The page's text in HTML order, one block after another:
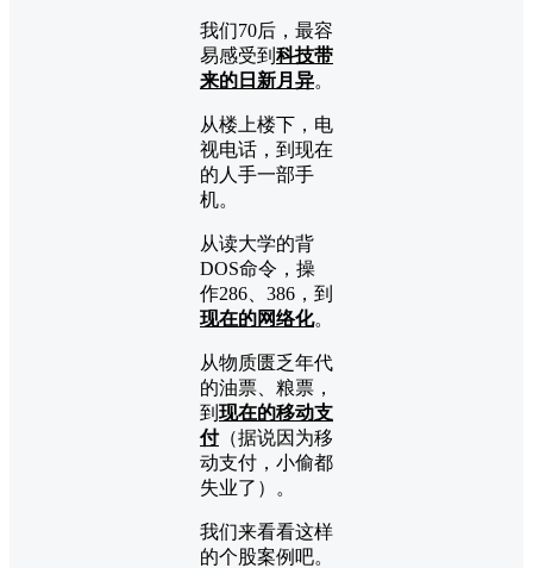
我们70后，最容
易感受到 科技带
来的日新月异。
从楼上楼下，电
视电话，到现在
的人手一部手
机。
从读大学的背
DOS命令，操
作286、386，到
现在的网络化。
从物质匮乏年代
的油票、粮票，
到 现在的移动支
付（据说因为移
动支付，小偷都
失业了）。
我们来看看这样
的个股案例吧。